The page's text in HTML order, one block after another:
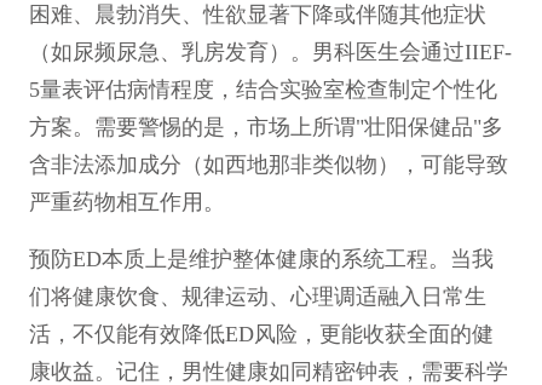
困难、晨勃消失、性欲显著下降或伴随其他症状
（如尿频尿急、乳房发育）。男科医生会通过IIEF-
5量表评估病情程度，结合实验室检查制定个性化
方案。需要警惕的是，市场上所谓"壮阳保健品"多
含非法添加成分（如西地那非类似物），可能导致
严重药物相互作用。
预防ED本质上是维护整体健康的系统工程。当我
们将健康饮食、规律运动、心理调适融入日常生
活，不仅能有效降低ED风险，更能收获全面的健
康收益。记住，男性健康如同精密钟表，需要科学